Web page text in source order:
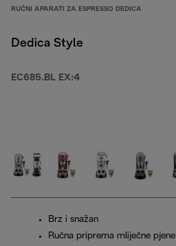
RUČNI APARATI ZA ESPRESSO DEDICA
Dedica Style
EC685.BL EX:4
Brz i snažan
Ručna priprema mliječne pjene